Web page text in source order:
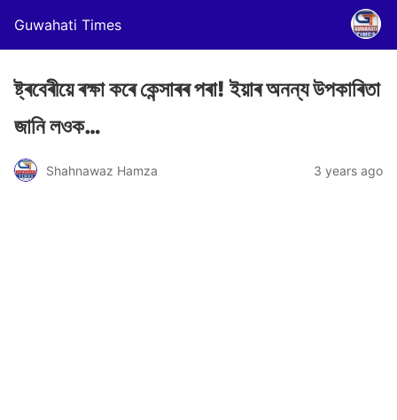
Guwahati Times
ষ্ট্ৰবেৰীয়ে ৰক্ষা কৰে কেন্সাৰৰ পৰা! ইয়াৰ অনন্য উপকাৰিতা
জানি লওক…
Shahnawaz Hamza 3 years ago